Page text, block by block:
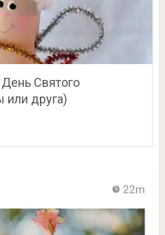
Святого
или друга)